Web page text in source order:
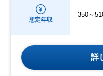
想定年収
350～
詳